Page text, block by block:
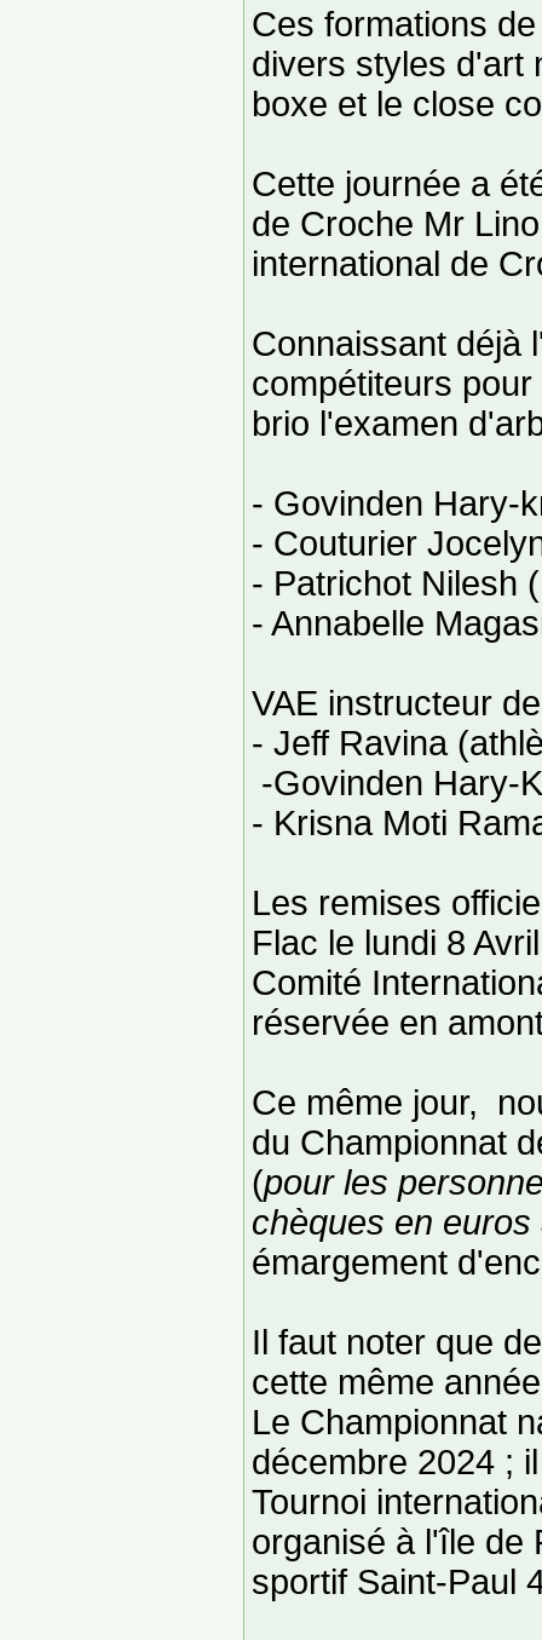
Ces formations
divers styles d'art
boxe et le close
Cette journée a
de Croche Mr
international de
Connaissant déjà
compétiteurs
brio l'examen
- Govinden Hary-
- Couturier
- Patrichot Nilesh
- Annabelle
VAE instructeur
- Jeff Ravina
-Govinden Hary-
- Krisna Moti
Les remises
Flac le lundi 8
Comité
réservée en
Ce même jour,
du Championnat
(pour les
chèques en
émargement
Il faut noter que
cette même
Le Championnat
décembre 2024 ;
Tournoi
organisé à l'île de
sportif Saint-Paul